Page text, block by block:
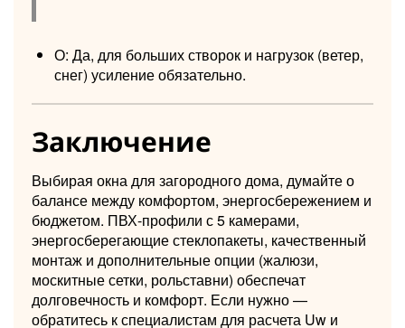
О: Да, для больших створок и нагрузок (ветер,
снег) усиление обязательно.
Заключение
Выбирая окна для загородного дома, думайте о
балансе между комфортом, энергосбережением и
бюджетом. ПВХ-профили с 5 камерами,
энергосберегающие стеклопакеты, качественный
монтаж и дополнительные опции (жалюзи,
москитные сетки, рольставни) обеспечат
долговечность и комфорт. Если нужно —
обратитесь к специалистам для расчета Uw и